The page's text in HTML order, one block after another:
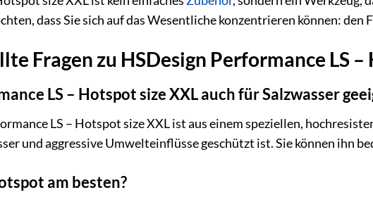
dass Sie sich auf das Wesentliche konzentrieren können: den
Fragen zu HSDesign Performance LS
LS – Hotspot size XXL auch für Salzwasser
LS – Hotspot size XXL ist aus einem speziellen,
und aggressive Umwelteinflüsse geschützt ist. Sie können ihn
am besten?